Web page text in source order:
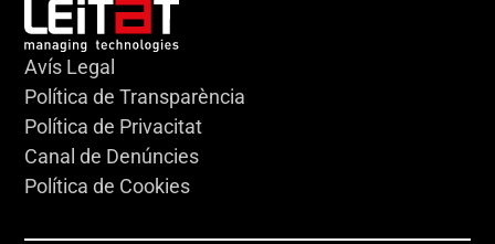
Avís Legal
Política de Transparència
Política de Privacitat
Canal de Denúncies
Política de Cookies